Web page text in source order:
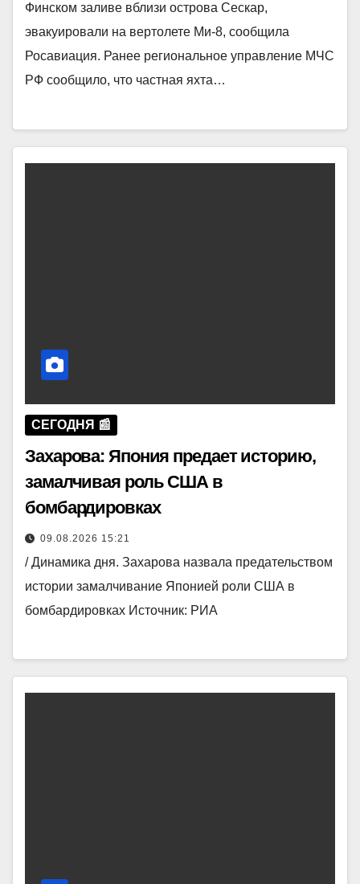
Финском заливе вблизи острова Сескар,
эвакуировали на вертолете Ми-8, сообщила
Росавиация. Ранее региональное управление МЧС
РФ сообщило, что частная яхта…
СЕГОДНЯ 📰
Захарова: Япония предает историю,
замалчивая роль США в
бомбардировках
09.08.2026 15:21
/ Динамика дня. Захарова назвала предательством
истории замалчивание Японией роли США в
бомбардировках Источник: РИА